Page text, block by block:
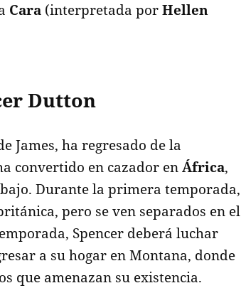
Cara (interpretada porHellen
Dutton
James, ha regresado de la
convertido en cazador enÁfrica,
Durante la primera temporada,
pero se ven separados en el
Spencer deberá luchar
a su hogar en Montana, donde
que amenazan su existencia.